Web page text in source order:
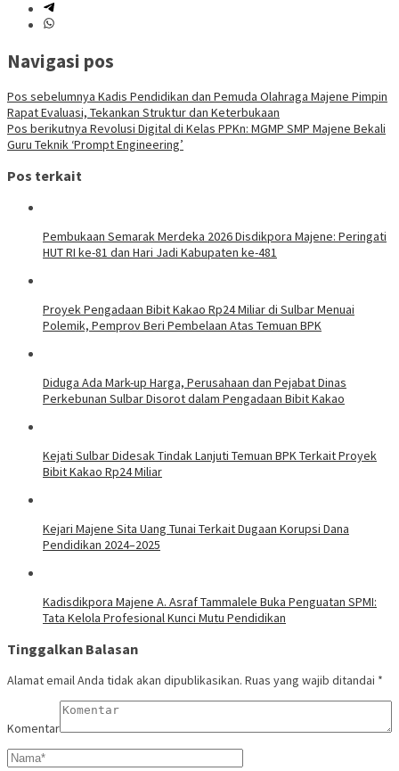
Navigasi pos
Pos sebelumnya Kadis Pendidikan dan Pemuda Olahraga Majene Pimpin
Rapat Evaluasi, Tekankan Struktur dan Keterbukaan
Pos berikutnya Revolusi Digital di Kelas PPKn: MGMP SMP Majene Bekali
Guru Teknik ‘Prompt Engineering’
Pos terkait
Pembukaan Semarak Merdeka 2026 Disdikpora Majene: Peringati
HUT RI ke-81 dan Hari Jadi Kabupaten ke-481
Proyek Pengadaan Bibit Kakao Rp24 Miliar di Sulbar Menuai
Polemik, Pemprov Beri Pembelaan Atas Temuan BPK
Diduga Ada Mark-up Harga, Perusahaan dan Pejabat Dinas
Perkebunan Sulbar Disorot dalam Pengadaan Bibit Kakao
Kejati Sulbar Didesak Tindak Lanjuti Temuan BPK Terkait Proyek
Bibit Kakao Rp24 Miliar
Kejari Majene Sita Uang Tunai Terkait Dugaan Korupsi Dana
Pendidikan 2024–2025
Kadisdikpora Majene A. Asraf Tammalele Buka Penguatan SPMI:
Tata Kelola Profesional Kunci Mutu Pendidikan
Tinggalkan Balasan
Alamat email Anda tidak akan dipublikasikan. Ruas yang wajib ditandai *
Komentar